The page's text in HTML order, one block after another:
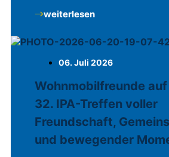
weiterlesen
06. Juli 2026
Wohnmobilfreunde auf
32. IPA-Treffen voller
Freundschaft,
und bewegender